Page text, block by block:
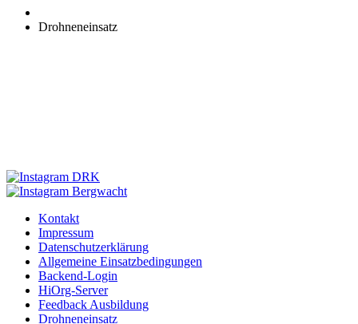
Drohneneinsatz
Kontakt
Impressum
Datenschutzerklärung
Allgemeine Einsatzbedingungen
Backend-Login
HiOrg-Server
Feedback Ausbildung
Drohneneinsatz